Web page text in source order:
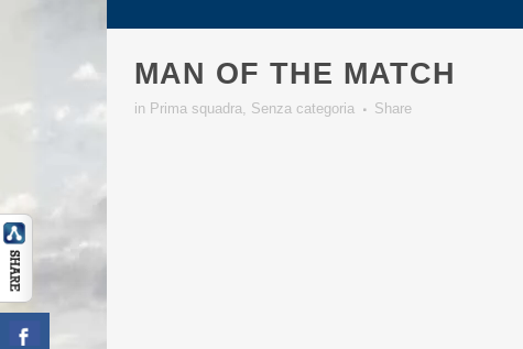
MAN OF THE MATCH
in Prima squadra, Senza categoria Share